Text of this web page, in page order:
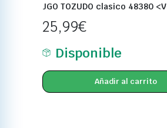
JGO TOZUDO clasico 48380 <V
25,99€
Disponible
Añadir al carrito